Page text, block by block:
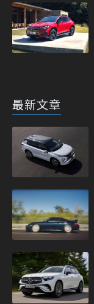
最新文章